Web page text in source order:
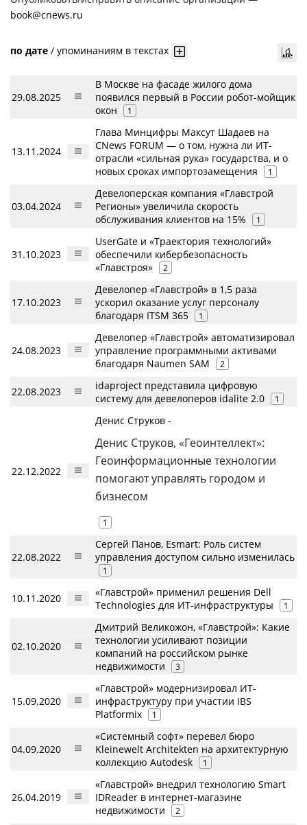
book@cnews.ru
по дате / упоминаниям в текстах
29.08.2025
В Москве на фасаде жилого дома
появился первый в России робот-мойщик
окон
1
13.11.2024
Глава Минцифры Максут Шадаев на
CNews FORUM — о том, нужна ли ИТ-
отрасли «сильная рука» государства, и о
новых сроках импортозамещения
1
03.04.2024
Девелоперская компания «Главстрой
Регионы» увеличила скорость
обслуживания клиентов на 15%
1
31.10.2023
UserGate и «Траектория технологий»
обеспечили кибербезопасность
«Главстроя»
2
17.10.2023
Девелопер «Главстрой» в 1,5 раза
ускорил оказание услуг персоналу
благодаря ITSM 365
1
24.08.2023
Девелопер «Главстрой» автоматизировал
управление программными активами
благодаря Naumen SAM
2
22.08.2023
idaproject представила цифровую
систему для девелоперов idalite 2.0
1
22.12.2022
Денис Струков -
Денис Струков, «Геоинтеллект»:
Геоинформационные технологии
помогают управлять городом и
бизнесом
1
22.08.2022
Сергей Панов, Esmart: Роль систем
управления доступом сильно изменилась
1
10.11.2020
«Главстрой» применил решения Dell
Technologies для ИТ-инфраструктуры
1
02.10.2020
Дмитрий Великожон, «Главстрой»: Какие
технологии усиливают позиции
компаний на российском рынке
недвижимости
3
15.09.2020
«Главстрой» модернизировал ИТ-
инфраструктуру при участии IBS
Platformix
1
04.09.2020
«Системный софт» перевел бюро
Kleinewelt Аrchitekten на архитектурную
коллекцию Autodesk
1
26.04.2019
«Главстрой» внедрил технологию Smart
IDReader в интернет-магазине
недвижимости
2